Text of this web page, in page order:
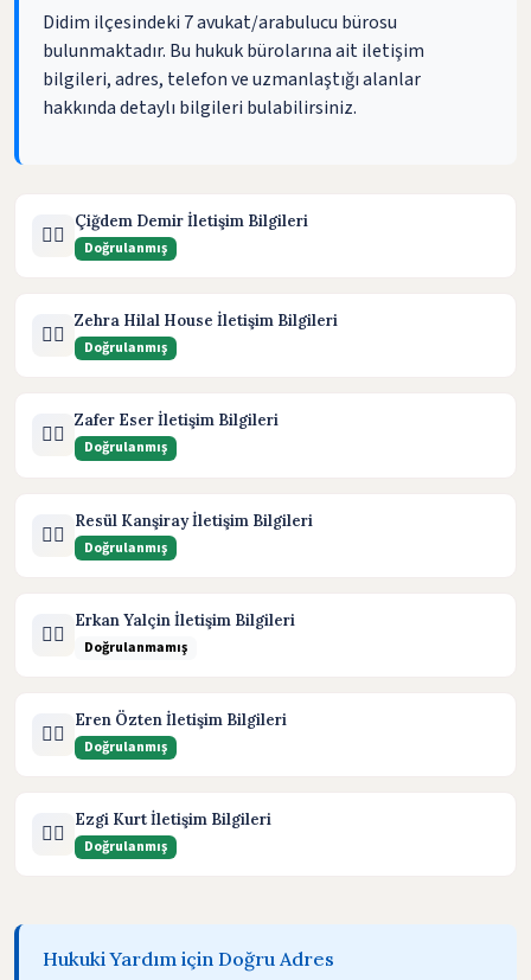
Didim ilçesindeki 7 avukat/arabulucu bürosu
bulunmaktadır. Bu hukuk bürolarına ait iletişim
bilgileri, adres, telefon ve uzmanlaştığı alanlar
hakkında detaylı bilgileri bulabilirsiniz.
🧑‍⚖️
Çiğdem Demir İletişim Bilgileri
Doğrulanmış
🧑‍⚖️
Zehra Hilal House İletişim Bilgileri
Doğrulanmış
🧑‍⚖️
Zafer Eser İletişim Bilgileri
Doğrulanmış
🧑‍⚖️
Resül Kanşiray İletişim Bilgileri
Doğrulanmış
🧑‍⚖️
Erkan Yalçin İletişim Bilgileri
Doğrulanmamış
🧑‍⚖️
Eren Özten İletişim Bilgileri
Doğrulanmış
🧑‍⚖️
Ezgi Kurt İletişim Bilgileri
Doğrulanmış
Hukuki Yardım için Doğru Adres